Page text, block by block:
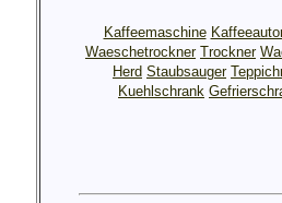
Kaffeemaschine
Waeschetrockner Trockner
Herd Staubsauger
Kuehlschrank